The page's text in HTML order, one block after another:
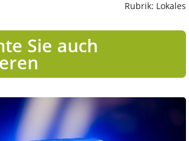
Rubrik: Lokales
Sie auch